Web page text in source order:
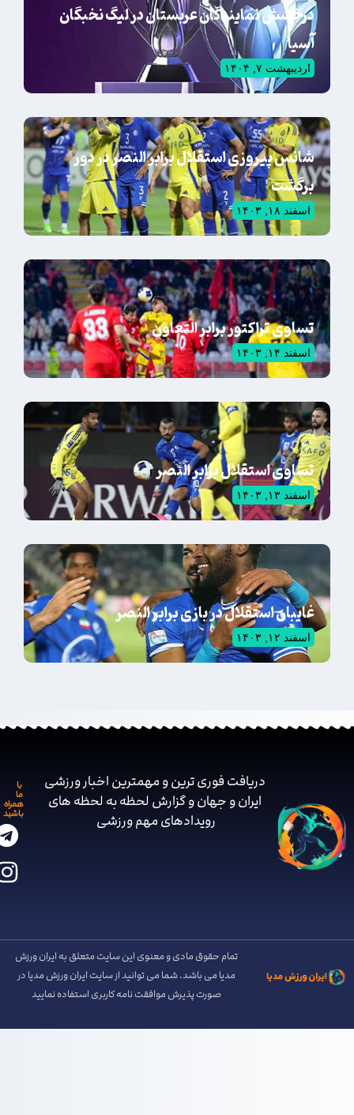
درخشش نمایندگان عربستان در لیگ نخبگان
آسیا
اردیبهشت ۷, ۱۴۰۴
شانس پیروزی استقلال برابر النصر در دور
برگشت
اسفند ۱۸, ۱۴۰۳
تساوی تراکتور برابر التعاون
اسفند ۱۴, ۱۴۰۳
تساوی استقلال برابر النصر
اسفند ۱۳, ۱۴۰۳
غایبان استقلال در بازی برابر النصر
اسفند ۱۲, ۱۴۰۳
دریافت فوری ترین و مهمترین اخبار ورزشی
ایران و جهان و گزارش لحظه به لحظه های
رویدادهای مهم ‌ورزشی
همراه
باشید
تمام حقوق مادی و معنوی این سایت متعلق به ایران ورزش
مدیا می باشد. شما می توانید از سایت ایران ورزش مدیا در
صورت پذیرش موافقت نامه کاربری استفاده نمایید